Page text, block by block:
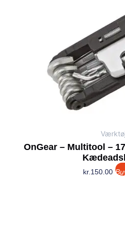
OnGear – Multitool –
kr. 150.00